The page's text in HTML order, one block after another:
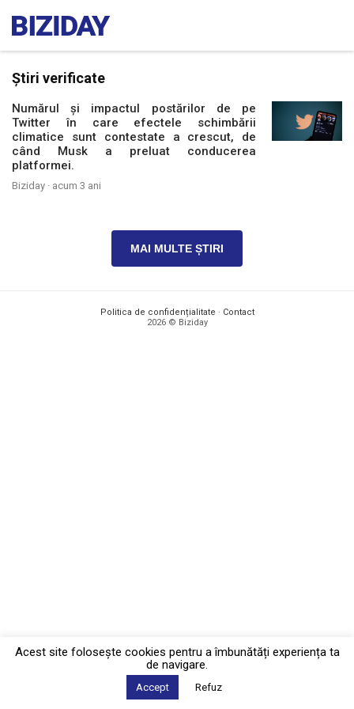
Știri verificate
Numărul și impactul postărilor de pe
Twitter în care efectele schimbării
climatice sunt contestate a crescut, de
când Musk a preluat conducerea
platformei.
Biziday · acum 3 ani
MAI MULTE ȘTIRI
Politica de confidențialitate · Contact
2026 © Biziday
Acest site foloseşte cookies pentru a îmbunătăți experiența ta
de navigare.
Accept Refuz